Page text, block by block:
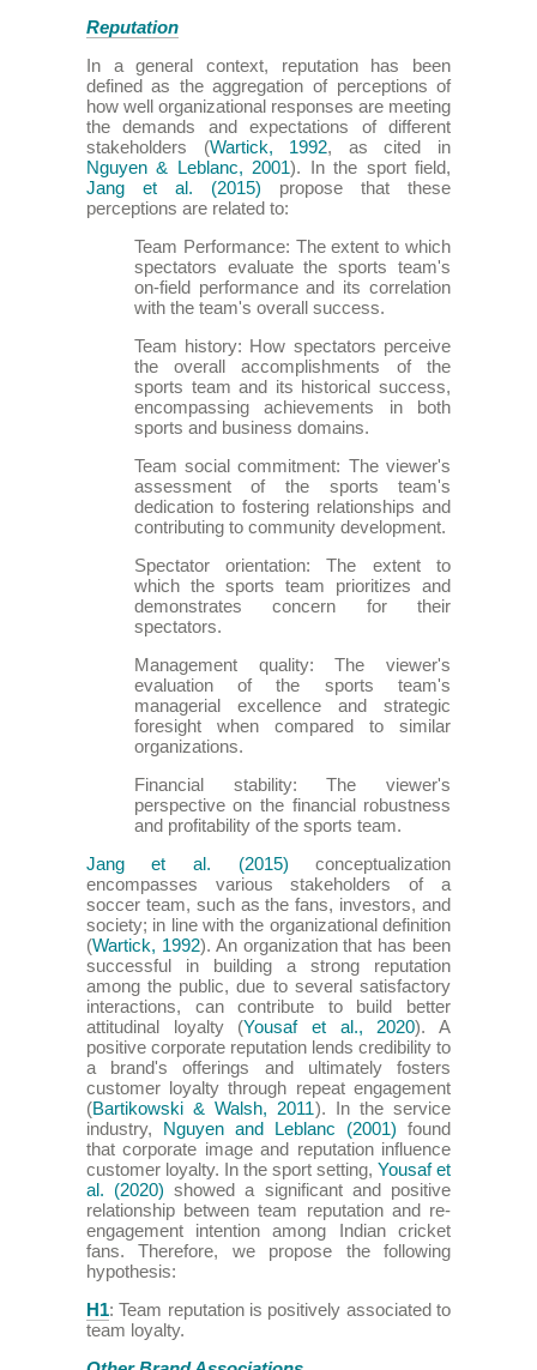
Reputation
In a general context, reputation has been
defined as the aggregation of perceptions of
how well organizational responses are meeting
the demands and expectations of different
stakeholders (Wartick, 1992, as cited in
Nguyen & Leblanc, 2001). In the sport field,
Jang et al. (2015) propose that these
perceptions are related to:
Team Performance: The extent to which
spectators evaluate the sports team's
on-field performance and its correlation
with the team's overall success.
Team history: How spectators perceive
the overall accomplishments of the
sports team and its historical success,
encompassing achievements in both
sports and business domains.
Team social commitment: The viewer's
assessment of the sports team's
dedication to fostering relationships and
contributing to community development.
Spectator orientation: The extent to
which the sports team prioritizes and
demonstrates concern for their
spectators.
Management quality: The viewer's
evaluation of the sports team's
managerial excellence and strategic
foresight when compared to similar
organizations.
Financial stability: The viewer's
perspective on the financial robustness
and profitability of the sports team.
Jang et al. (2015) conceptualization
encompasses various stakeholders of a
soccer team, such as the fans, investors, and
society; in line with the organizational definition
(Wartick, 1992). An organization that has been
successful in building a strong reputation
among the public, due to several satisfactory
interactions, can contribute to build better
attitudinal loyalty (Yousaf et al., 2020). A
positive corporate reputation lends credibility to
a brand's offerings and ultimately fosters
customer loyalty through repeat engagement
(Bartikowski & Walsh, 2011). In the service
industry, Nguyen and Leblanc (2001) found
that corporate image and reputation influence
customer loyalty. In the sport setting,Yousaf et
al. (2020) showed a significant and positive
relationship between team reputation and re-
engagement intention among Indian cricket
fans. Therefore, we propose the following
hypothesis:
H1: Team reputation is positively associated to
team loyalty.